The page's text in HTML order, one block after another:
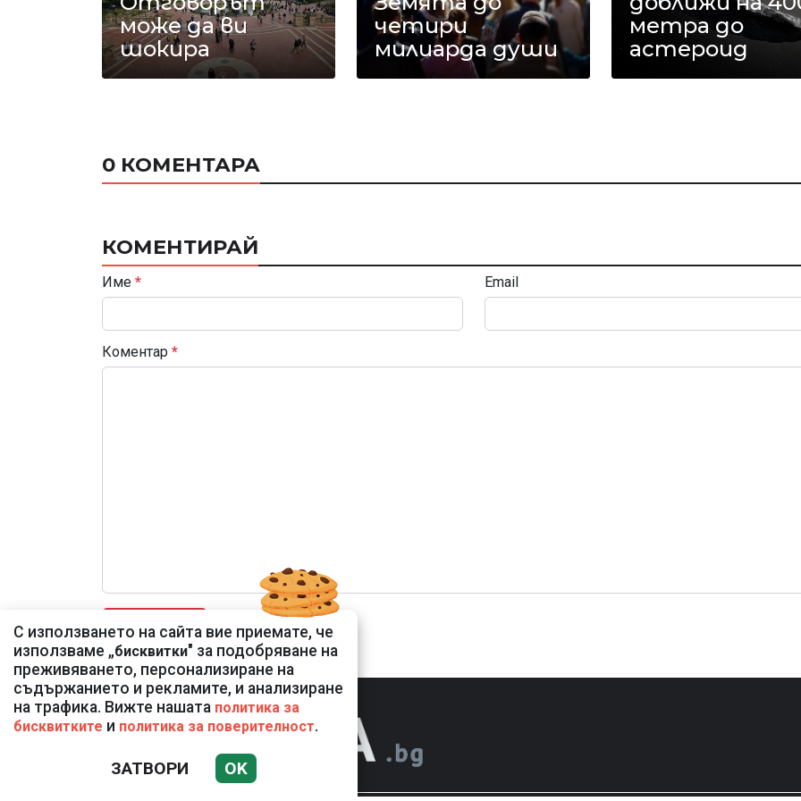
може да ви
шокира
четири
милиарда души
метра до
астероид
0 КОМЕНТАРА
КОМЕНТИРАЙ
Име * Email
Коментар *
С използването на сайта вие приемате, че
използваме „бисквитки" за подобряване на
преживяването, персонализиране на
съдържанието и рекламите, и анализиране
на трафика. Вижте нашата политика за
бисквитките и политика за поверителност.
ЗАТВОРИ OK